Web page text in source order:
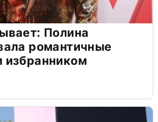
Полина
романтичные